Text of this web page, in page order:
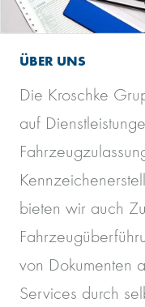
ÜBER UNS
Die Kroschke
auf
bieten wir auch
von Dokumenten
Services durch